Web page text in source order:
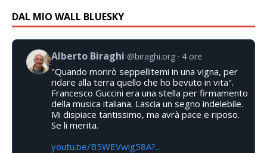
DAL MIO WALL BLUESKY
Alberto Biraghi @biraghi.org 4 ore
"Quando morirò seppellitemi in una vigna, per
ridare alla terra quello che ho bevuto in vita".
Francesco Guccini era una stella per firmamento
della musica italiana. Lascia un segno indelebile.
Mi dispiace tantissimo, ma avrà pace e riposo.
Se li merita.
youtu.be/B5WEVwig58A?...